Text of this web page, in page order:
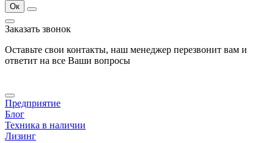
Ок
Заказать звонок
Оставьте свои контакты, наш менеджер перезвонит вам и
ответит на все Ваши вопросы
Предприятие
Блог
Техника в наличии
Лизинг